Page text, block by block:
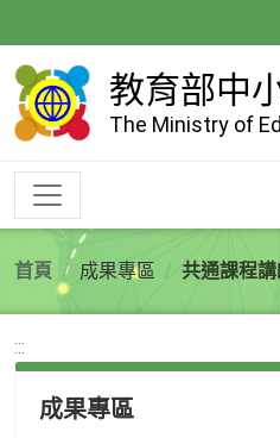
到
主
內
教育部中
The Ministry of
首頁 成果專區 共通課程
:::
成果專區